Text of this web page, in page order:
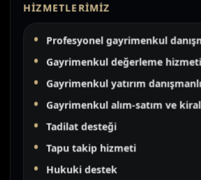
HIZMETLERIMIZ
Profesyonel gayrimenkul
Gayrimenkul değerleme hizmeti
Gayrimenkul yatırım
Gayrimenkul alım-satım ve
Tadilat desteği
Tapu takip hizmeti
Hukuki destek